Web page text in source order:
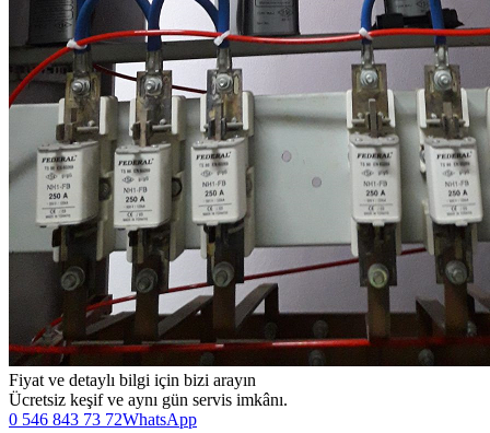
Fiyat ve detaylı bilgi için bizi arayın
Ücretsiz keşif ve aynı gün servis imkânı.
0 546 843 73 72WhatsApp